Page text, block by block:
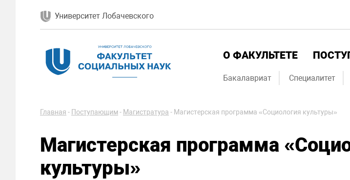
Университет Лобачевского
О ФАКУЛЬТЕТЕ
Бакалавриат Специалитет
Главная - Поступающим - Магистратура - Магистерская программа «Социология культуры»
Магистерская программа
культуры»